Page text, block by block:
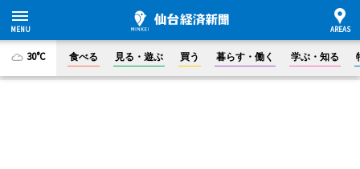
30°C 食べる 見る・遊ぶ 買う 暮らす・働く 学ぶ・知る